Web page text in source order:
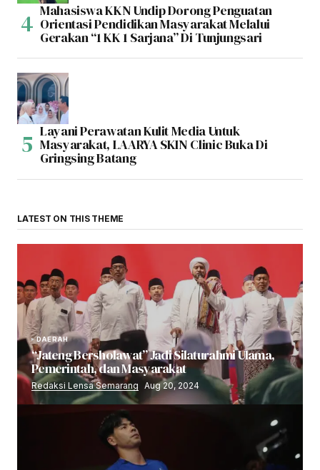
Mahasiswa KKN Undip Dorong Penguatan
Orientasi Pendidikan Masyarakat Melalui
Gerakan “1 KK 1 Sarjana” Di Tunjungsari
Layani Perawatan Kulit Media Untuk
Masyarakat, LAARYA SKIN Clinic Buka Di
Gringsing Batang
LATEST ON THIS THEME
DAERAH
“Jateng Bersholawat” Jadi Silaturahmi Ulama,
Pemerintah, dan Masyarakat
Redaksi Lensa Semarang Aug 20, 2024